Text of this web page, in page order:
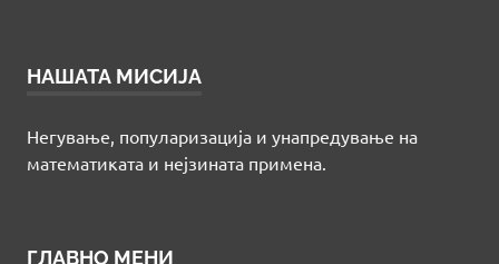
НАШАТА МИСИЈА
Негување, популаризација и унапредување на
математиката и нејзината примена.
ГЛАВНО МЕНИ